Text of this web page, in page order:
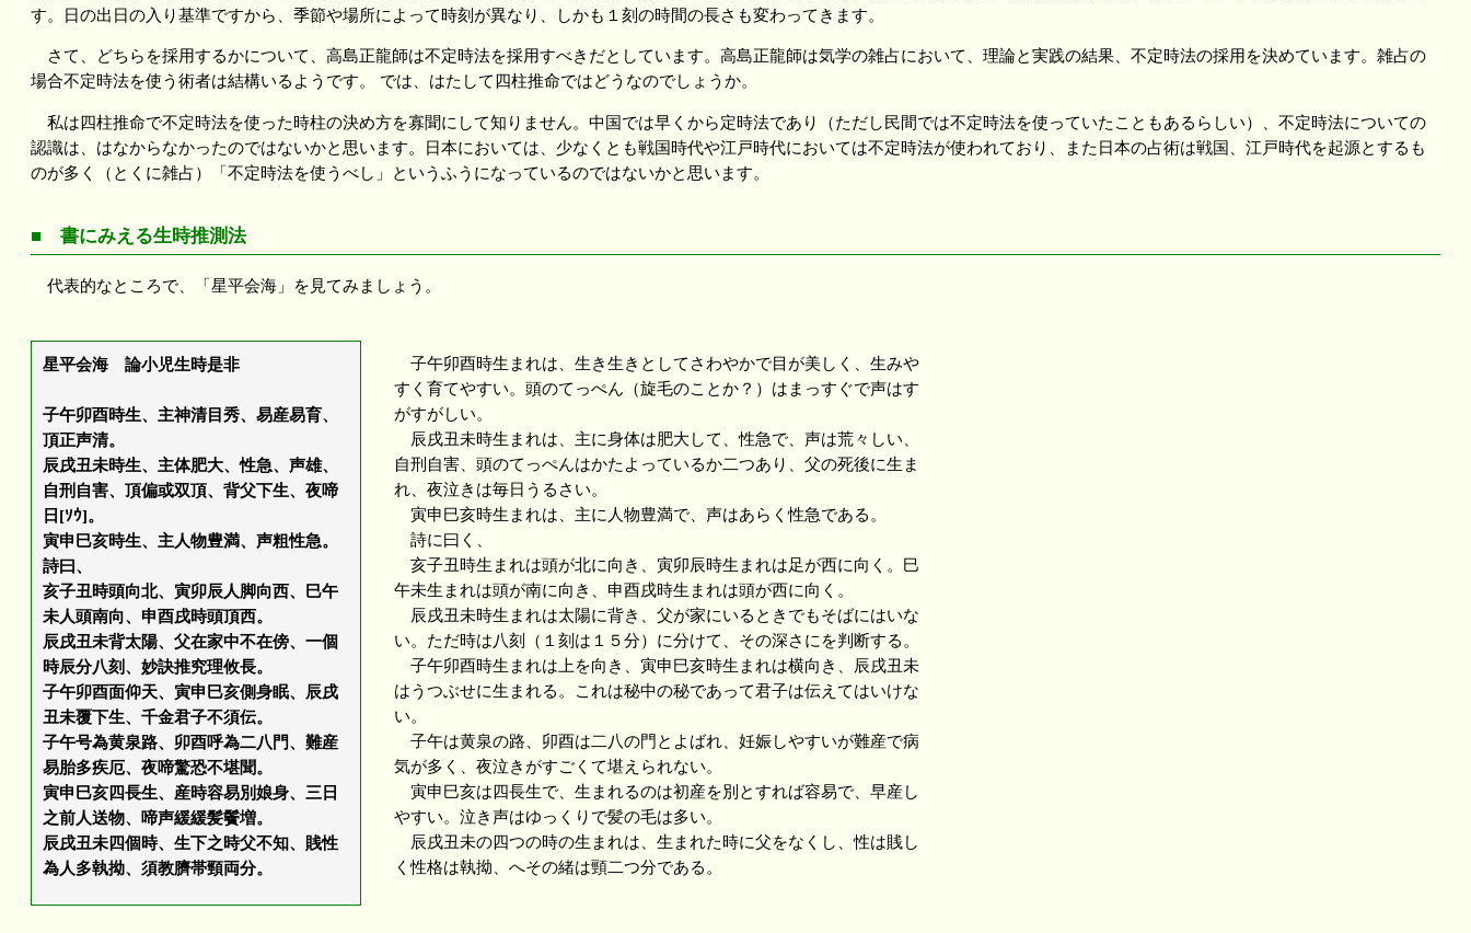
す。日の出日の入り基準ですから、季節や場所によって時刻が異なり、しかも１刻の時間の長さも変わってきます。
さて、どちらを採用するかについて、高島正龍師は不定時法を採用すべきだとしています。高島正龍師は気学の雑占において、理論と実践の結果、不定時法の採用を決めています。雑占の
場合不定時法を使う術者は結構いるようです。 では、はたして四柱推命ではどうなのでしょうか。
私は四柱推命で不定時法を使った時柱の決め方を寡聞にして知りません。中国では早くから定時法であり（ただし民間では不定時法を使っていたこともあるらしい）、不定時法についての
認識は、はなからなかったのではないかと思います。日本においては、少なくとも戦国時代や江戸時代においては不定時法が使われており、また日本の占術は戦国、江戸時代を起源とするも
のが多く（とくに雑占）「不定時法を使うべし」というふうになっているのではないかと思います。
■ 書にみえる生時推測法
代表的なところで、「星平会海」を見てみましょう。
星平会海 論小児生時是非
子午卯酉時生、主神清目秀、易産易育、
頂正声清。
辰戌丑未時生、主体肥大、性急、声雄、
自刑自害、頂偏或双頂、背父下生、夜啼
日[ｿｳ]。
寅申巳亥時生、主人物豊満、声粗性急。
詩曰、
亥子丑時頭向北、寅卯辰人脚向西、巳午
未人頭南向、申酉戌時頭頂西。
辰戌丑未背太陽、父在家中不在傍、一個
時辰分八刻、妙訣推究理攸長。
子午卯酉面仰天、寅申巳亥側身眠、辰戌
丑未覆下生、千金君子不須伝。
子午号為黄泉路、卯酉呼為二八門、難産
易胎多疾厄、夜啼驚恐不堪聞。
寅申巳亥四長生、産時容易別娘身、三日
之前人送物、啼声緩緩髪鬢増。
辰戌丑未四個時、生下之時父不知、賎性
為人多執拗、須教臍帯頸両分。
子午卯酉時生まれは、生き生きとしてさわやかで目が美しく、生みや
すく育てやすい。頭のてっぺん（旋毛のことか？）はまっすぐで声はす
がすがしい。
辰戌丑未時生まれは、主に身体は肥大して、性急で、声は荒々しい、
自刑自害、頭のてっぺんはかたよっているか二つあり、父の死後に生ま
れ、夜泣きは毎日うるさい。
寅申巳亥時生まれは、主に人物豊満で、声はあらく性急である。
詩に曰く、
亥子丑時生まれは頭が北に向き、寅卯辰時生まれは足が西に向く。巳
午未生まれは頭が南に向き、申酉戌時生まれは頭が西に向く。
辰戌丑未時生まれは太陽に背き、父が家にいるときでもそばにはいな
い。ただ時は八刻（１刻は１５分）に分けて、その深さにを判断する。
子午卯酉時生まれは上を向き、寅申巳亥時生まれは横向き、辰戌丑未
はうつぶせに生まれる。これは秘中の秘であって君子は伝えてはいけな
い。
子午は黄泉の路、卯酉は二八の門とよばれ、妊娠しやすいが難産で病
気が多く、夜泣きがすごくて堪えられない。
寅申巳亥は四長生で、生まれるのは初産を別とすれば容易で、早産し
やすい。泣き声はゆっくりで髪の毛は多い。
辰戌丑未の四つの時の生まれは、生まれた時に父をなくし、性は賎し
く性格は執拗、へその緒は頸二つ分である。